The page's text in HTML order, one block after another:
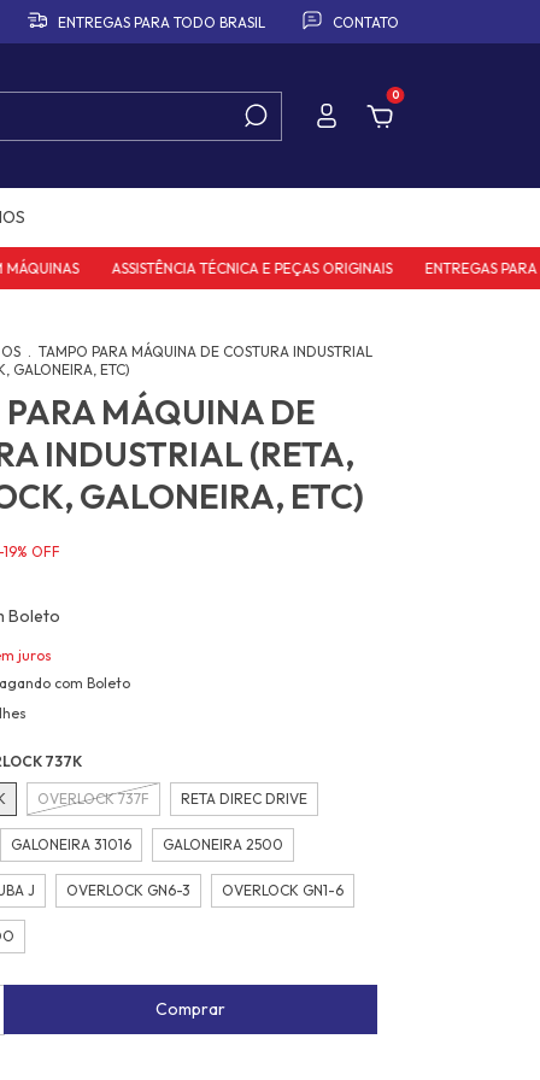
ENTREGAS PARA TODO BRASIL CONTATO
0
ASSISTÊNCIA TÉCNICA E PEÇAS ORIGINAIS ENTREGAS PARA
. TAMPO PARA MÁQUINA DE COSTURA INDUSTRIAL
GALONEIRA, ETC)
MÁQUINA DE
INDUSTRIAL (RETA,
GALONEIRA, ETC)
19% OFF
Boleto
juros
com Boleto
737K
OVERLOCK 737F RETA DIREC DRIVE
GALONEIRA 31016 GALONEIRA 2500
J OVERLOCK GN6-3 OVERLOCK GN1-6